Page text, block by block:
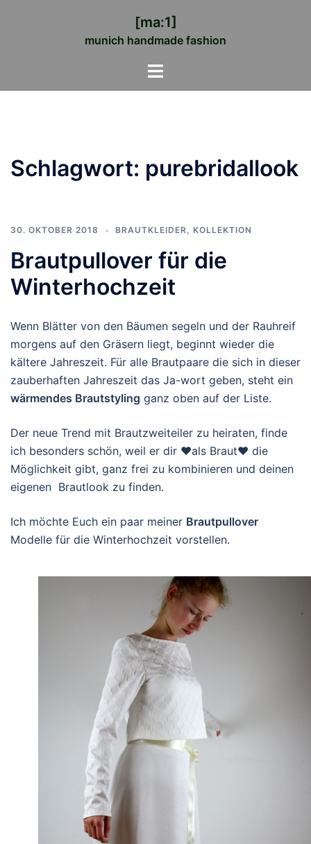
[ma:1]
munich handmade fashion
Menü
Schlagwort: purebridallook
30. OKTOBER 2018 BRAUTKLEIDER, KOLLEKTION
Brautpullover für die
Winterhochzeit
Wenn Blätter von den Bäumen segeln und der Rauhreif
morgens auf den Gräsern liegt, beginnt wieder die
kältere Jahreszeit. Für alle Brautpaare die sich in dieser
zauberhaften Jahreszeit das Ja-wort geben, steht ein
wärmendes Brautstyling ganz oben auf der Liste.
Der neue Trend mit Brautzweiteiler zu heiraten, finde
ich besonders schön, weil er dir ♥als Braut♥ die
Möglichkeit gibt, ganz frei zu kombinieren und deinen
eigenen Brautlook zu finden.
Ich möchte Euch ein paar meiner Brautpullover
Modelle für die Winterhochzeit vorstellen.